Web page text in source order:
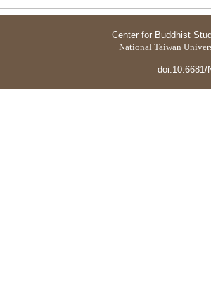
Center for Buddhist
National Taiwan
doi:10.6681/